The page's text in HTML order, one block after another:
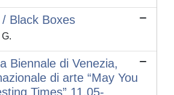
Black Boxes
Biennale di Venezia,
di arte “May You
Times” 11.05-